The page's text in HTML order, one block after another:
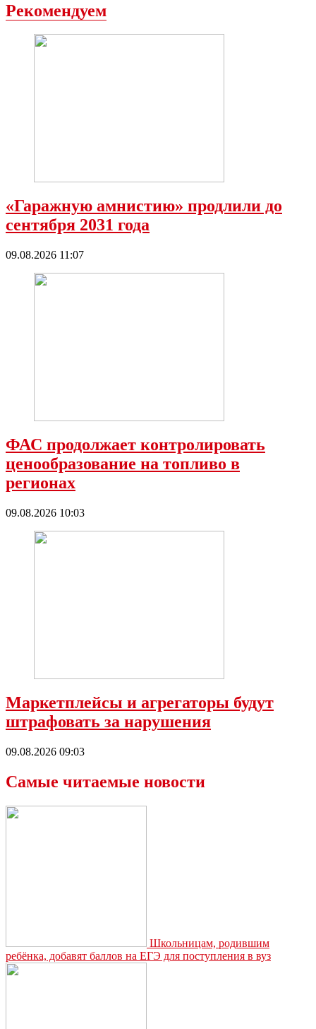
Рекомендуем
«Гаражную амнистию» продлили до
сентября 2031 года
09.08.2026 11:07
ФАС продолжает контролировать
ценообразование на топливо в
регионах
09.08.2026 10:03
Маркетплейсы и агрегаторы будут
штрафовать за нарушения
09.08.2026 09:03
Самые читаемые новости
Школьницам, родившим
ребёнка, добавят баллов на ЕГЭ для поступления в вуз